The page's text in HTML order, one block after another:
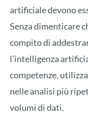
artificiale devono
Senza dimenticare
compito di
l’intelligenza
competenze,
nelle analisi più
volumi di dati.